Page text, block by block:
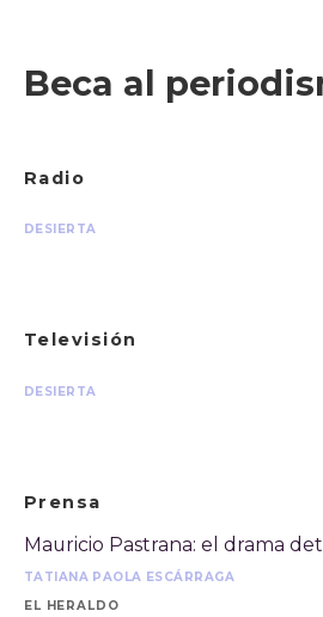
Beca al
Radio
DESIERTA
Televisión
DESIERTA
Prensa
Mauricio Pastrana: el drama
TATIANA PAOLA ESCÁRRAGA
EL HERALDO